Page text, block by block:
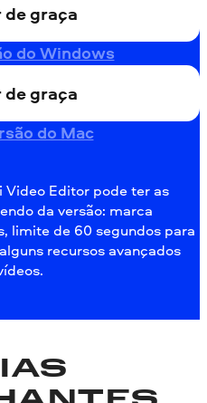
de graça
do Windows
de graça
do Mac
Editor pode ter as
da versão: marca
limite de 60 segundos para
recursos avançados